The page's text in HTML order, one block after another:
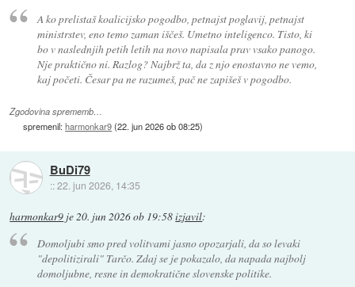
A ko prelistaš koalicijsko pogodbo, petnajst poglavij, petnajst
ministrstev, eno temo zaman iščeš. Umetno inteligenco. Tisto, ki
bo v naslednjih petih letih na novo napisala prav vsako panogo.
Nje praktično ni. Razlog? Najbrž ta, da z njo enostavno ne vemo,
kaj početi. Česar pa ne razumeš, pač ne zapišeš v pogodbo.
Zgodovina sprememb…
spremenil:harmonkar9(22. jun 2026 ob 08:25)
BuDi79
::22. jun 2026, 14:35
harmonkar9 je20. jun 2026 ob 19:58izjavil:
Domoljubi smo pred volitvami jasno opozarjali, da so levaki
"depolitizirali" Tarčo. Zdaj se je pokazalo, da napada najbolj
domoljubne, resne in demokratične slovenske politike.